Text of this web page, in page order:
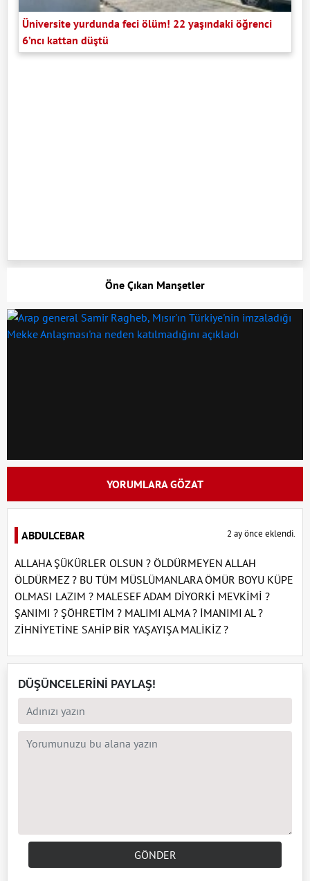
Üniversite yurdunda feci ölüm! 22 yaşındaki öğrenci
6’ncı kattan düştü
Öne Çıkan Manşetler
YORUMLARA GÖZAT
ABDULCEBAR 2 ay önce eklendi.
ALLAHA ŞÜKÜRLER OLSUN ? ÖLDÜRMEYEN ALLAH
ÖLDÜRMEZ ? BU TÜM MÜSLÜMANLARA ÖMÜR BOYU KÜPE
OLMASI LAZIM ? MALESEF ADAM DİYORKİ MEVKİMİ ?
ŞANIMI ? ŞÖHRETİM ? MALIMI ALMA ? İMANIMI AL ?
ZİHNİYETİNE SAHİP BİR YAŞAYIŞA MALİKİZ ?
DÜŞÜNCELERİNİ PAYLAŞ!
GÖNDER